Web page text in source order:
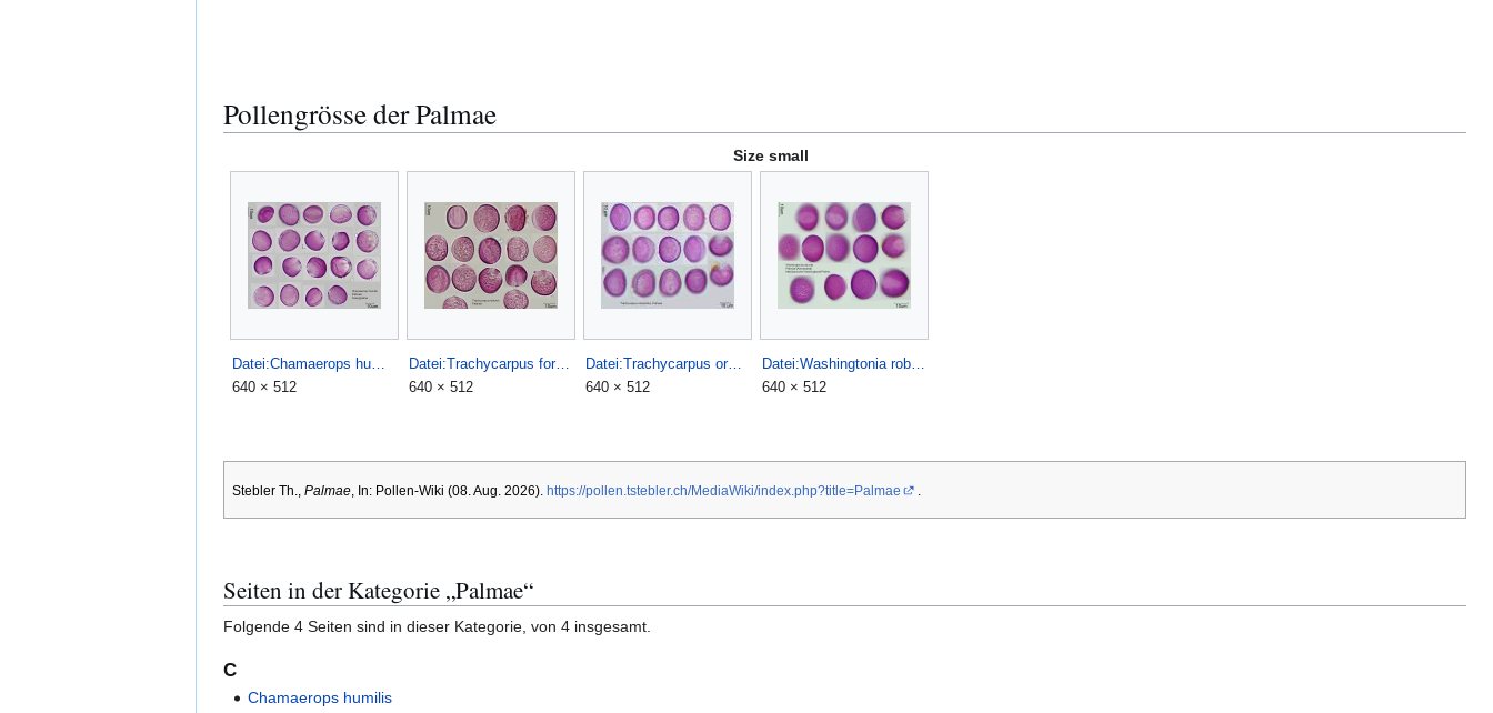
Pollengrösse der Palmae
Size small
640 × 512
Datei:Trachycarpus fortunei.jpg
640 × 512
Datei:Trachycarpus oreophilus.jpg
640 × 512
640 × 512
Stebler Th., Palmae , In: Pollen-Wiki (08. Aug. 2026). https://pollen.tstebler.ch/MediaWiki/index.php?title=Palmae .
Seiten in der Kategorie „Palmae“
Folgende 4 Seiten sind in dieser Kategorie, von 4 insgesamt.
C
Chamaerops humilis